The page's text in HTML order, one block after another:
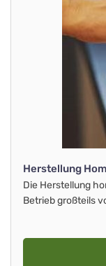
Herstellung
Die Herstellung
Betrieb großteils